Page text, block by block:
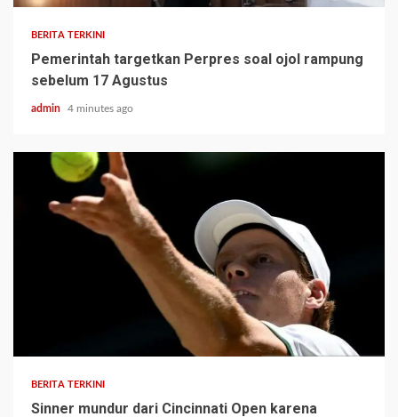
BERITA TERKINI
Pemerintah targetkan Perpres soal ojol rampung
sebelum 17 Agustus
admin 4 minutes ago
BERITA TERKINI
Sinner mundur dari Cincinnati Open karena